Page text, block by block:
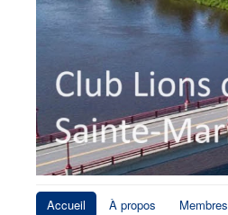
Accueil À propos Membres